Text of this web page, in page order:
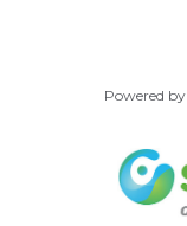
Powered